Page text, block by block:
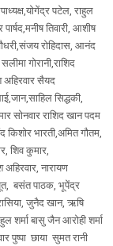
पटेल, राहुल
तिवारी, आशीष
रोहिदास, आनंद
गोरानी,राशिद
सैयद
सिद्धकी,
सोनवार राशिद खान पदम
भारती,अमित गौतम,
शिव कुमार,
नारायण
बसंत पाठक, भूपेंद्र
जुनैद खान, ऋषि
शर्मा बासु जैन आरोही शर्मा
पुष्पा छाया सुमत रानी